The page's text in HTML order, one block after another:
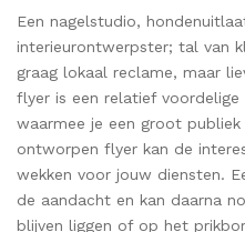
Een nagelstudio,
interieurontwerpster; tal van
graag lokaal reclame, maar
flyer is een relatief
waarmee je een groot
ontworpen flyer kan de
wekken voor jouw diensten.
de aandacht en kan daarna
blijven liggen of op het